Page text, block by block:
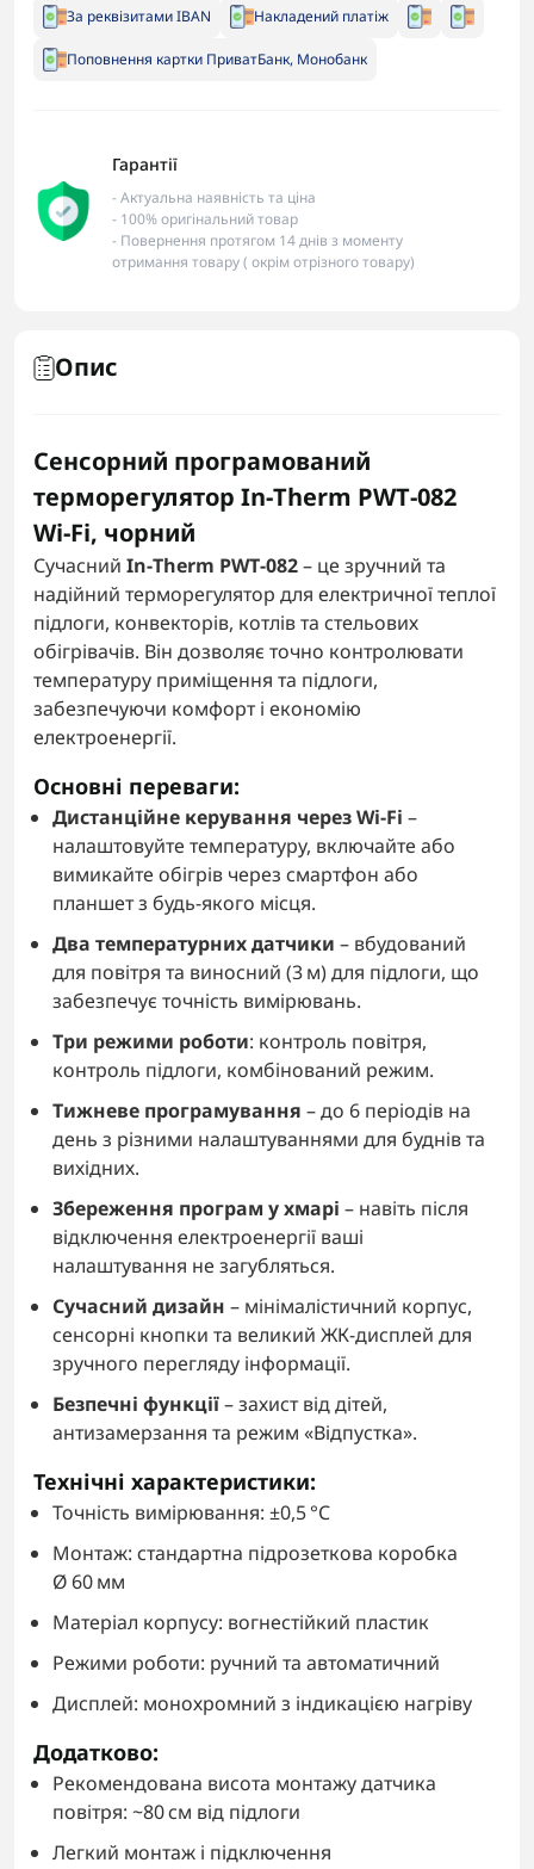
За реквізитами IBAN Накладений платіж
Поповнення картки ПриватБанк, Монобанк
Гарантії
- Актуальна наявність та ціна
- 100% оригінальний товар
- Повернення протягом 14 днів з моменту
отримання товару ( окрім отрізного товару)
Опис
Сенсорний програмований
терморегулятор In‑Therm PWT‑082
Wi‑Fi, чорний
Сучасний In‑Therm PWT‑082– це зручний та
надійний терморегулятор для електричної теплої
підлоги, конвекторів, котлів та стельових
обігрівачів. Він дозволяє точно контролювати
температуру приміщення та підлоги,
забезпечуючи комфорт і економію
електроенергії.
Основні переваги:
Дистанційне керування через Wi‑Fi –
налаштовуйте температуру, включайте або
вимикайте обігрів через смартфон або
планшет з будь-якого місця.
Два температурних датчики – вбудований
для повітря та виносний (3 м) для підлоги, що
забезпечує точність вимірювань.
Три режими роботи: контроль повітря,
контроль підлоги, комбінований режим.
Тижневе програмування – до 6 періодів на
день з різними налаштуваннями для буднів та
вихідних.
Збереження програм у хмарі – навіть після
відключення електроенергії ваші
налаштування не загубляться.
Сучасний дизайн – мінімалістичний корпус,
сенсорні кнопки та великий ЖК-дисплей для
зручного перегляду інформації.
Безпечні функції– захист від дітей,
антизамерзання та режим «Відпустка».
Технічні характеристики:
Точність вимірювання: ±0,5 °C
Монтаж: стандартна підрозеткова коробка
Ø 60 мм
Матеріал корпусу: вогнестійкий пластик
Режими роботи: ручний та автоматичний
Дисплей: монохромний з індикацією нагріву
Додатково:
Рекомендована висота монтажу датчика
повітря: ~80 см від підлоги
Легкий монтаж і підключення